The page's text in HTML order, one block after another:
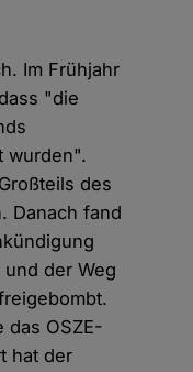
Im Frühjahr
"die
wurden".
des
Danach fand
der Weg
das OSZE-
hat der